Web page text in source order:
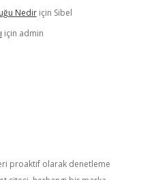
Nediriçin Sibel
için admin
proaktif olarak denetleme